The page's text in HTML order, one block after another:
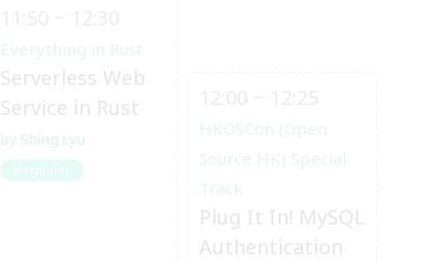
Everything in Rust
Serverless Web
Service in Rust
Shing Lyu
Beginner
HKOSCon (Open
Source HK) Special
Track
Plug It In! MySQL
Authentication